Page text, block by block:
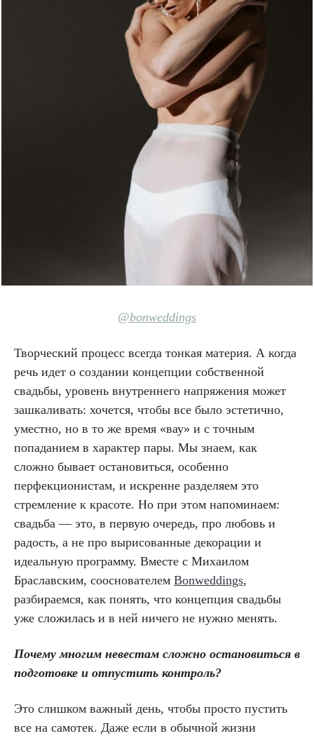
@bonweddings
Творческий процесс всегда тонкая материя. А когда
речь идет о создании концепции собственной
свадьбы, уровень внутреннего напряжения может
зашкаливать: хочется, чтобы все было эстетично,
уместно, но в то же время «вау» и с точным
попаданием в характер пары. Мы знаем, как
сложно бывает остановиться, особенно
перфекционистам, и искренне разделяем это
стремление к красоте. Но при этом напоминаем:
свадьба — это, в первую очередь, про любовь и
радость, а не про вырисованные декорации и
идеальную программу. Вместе с Михаилом
Браславским, сооснователем Bonweddings,
разбираемся, как понять, что концепция свадьбы
уже сложилась и в ней ничего не нужно менять.
Почему многим невестам сложно остановиться в
подготовке и отпустить контроль?
Это слишком важный день, чтобы просто пустить
все на самотек. Даже если в обычной жизни